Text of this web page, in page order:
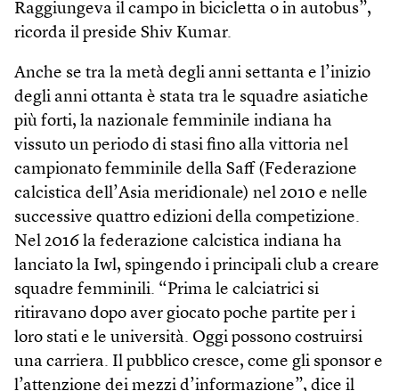
Raggiungeva il campo in bicicletta o in autobus”,
ricorda il preside Shiv Kumar.
Anche se tra la metà degli anni settanta e l’inizio
degli anni ottanta è stata tra le squadre asiatiche
più forti, la nazionale femminile indiana ha
vissuto un periodo di stasi fino alla vittoria nel
campionato femminile della Saff (Federazione
calcistica dell’Asia meridionale) nel 2010 e nelle
successive quattro edizioni della competizione.
Nel 2016 la federazione calcistica indiana ha
lanciato la Iwl, spingendo i principali club a creare
squadre femminili. “Prima le calciatrici si
ritiravano dopo aver giocato poche partite per i
loro stati e le università. Oggi possono costruirsi
una carriera. Il pubblico cresce, come gli sponsor e
l’attenzione dei mezzi d’informazione”, dice il